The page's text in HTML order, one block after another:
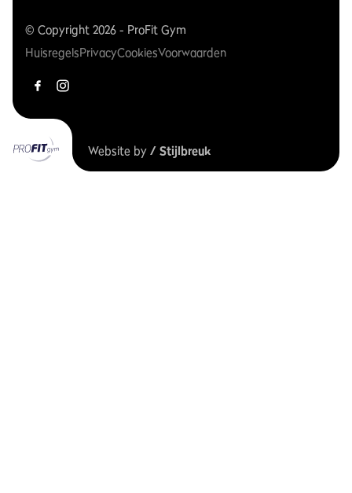
© Copyright 2026 - ProFit Gym
HuisregelsPrivacyCookiesVoorwaarden
Website by/ Stijlbreuk